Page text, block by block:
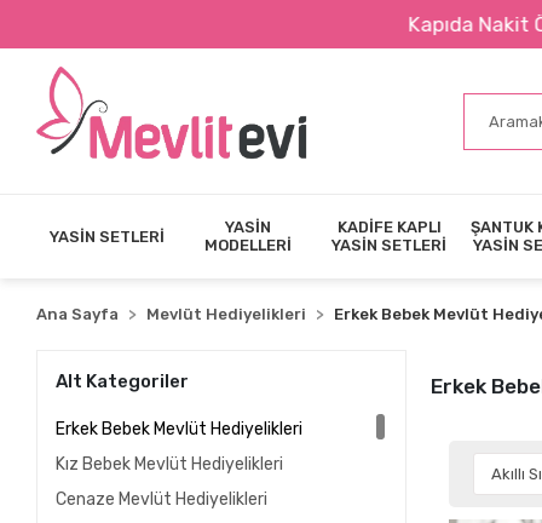
Kapıda Nakit Ödeme İmkanı
YASİN SETLERİ
YASİN
MODELLERİ
KADİFE KAPLI
YASİN SETLERİ
ŞANTUK
YASİN
Ana Sayfa Mevlüt Hediyelikleri Erkek Bebek Mevlüt
Alt Kategoriler
Erkek Bebek Mevlüt Hediyelikleri
Kız Bebek Mevlüt Hediyelikleri
Cenaze Mevlüt Hediyelikleri
Erkek